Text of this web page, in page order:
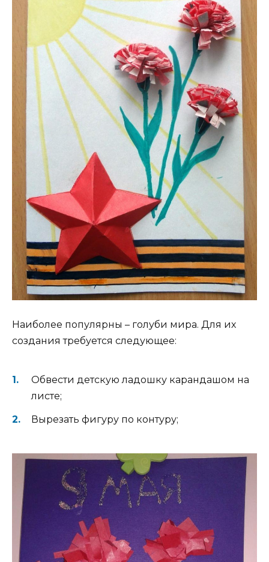
Наиболее популярны – голуби мира. Для их
создания требуется следующее:
Обвести детскую ладошку карандашом на
листе;
Вырезать фигуру по контуру;